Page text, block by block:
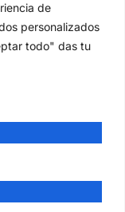
de
personalizados
todo" das tu
de marketing digital